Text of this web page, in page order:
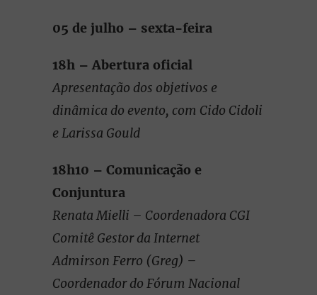
05 de julho – sexta-feira
18h – Abertura oficial
Apresentação dos objetivos e
dinâmica do evento, com Cido Cidoli
e Larissa Gould
18h10 – Comunicação e
Conjuntura
Renata Mielli – Coordenadora CGI
Comitê Gestor da Internet
Admirson Ferro (Greg) –
Coordenador do Fórum Nacional